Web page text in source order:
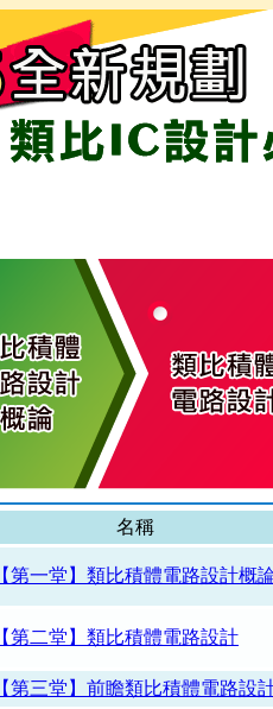
名稱
【第一堂】類比積體電路設計概
【第二堂】類比積體電路設計
【第三堂】前瞻類比積體電路設